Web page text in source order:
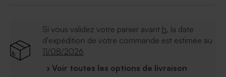
Si vous validez votre panier avant h, la date
d'expédition de votre commande est estimée au
11/08/2026
› Voir toutes les options de livraison